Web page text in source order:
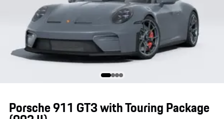
Porsche 911 GT3 with Touring Package